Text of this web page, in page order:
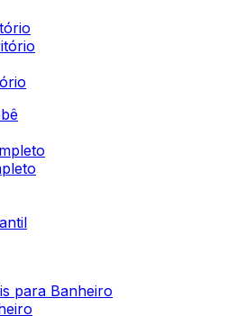
para Banheiro